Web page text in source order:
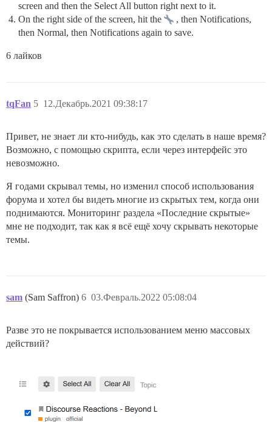
screen and then the Select All button right next to it.
On the right side of the screen, hit the
, then Notifications,
then Normal, then Notifications again to save.
6 лайков
tqFan 12.Декабрь.2021 09:38:17
5
Привет, не знает ли кто-нибудь, как это сделать в наше время?
Возможно, с помощью скрипта, если через интерфейс это
невозможно.
Я годами скрывал темы, но изменил способ использования
форума и хотел бы видеть многие из скрытых тем, когда они
поднимаются. Мониторинг раздела «Последние скрытые»
мне не подходит, так как я всё ещё хочу скрывать некоторые
темы.
sam (Sam Saffron) 03.Февраль.2022 05:08:04
6
Разве это не покрывается использованием меню массовых
действий?